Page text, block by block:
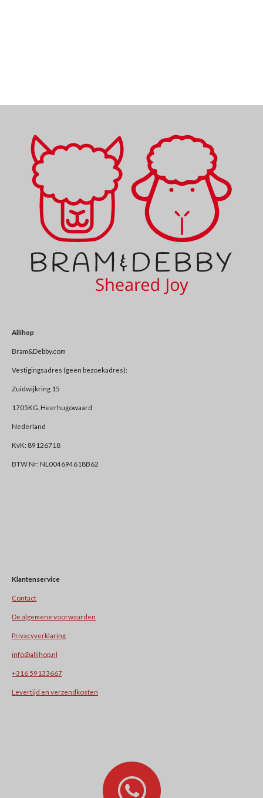
Allihop
Bram&Debby.com
Vestigingsadres (geen bezoekadres):
Zuidwijkring 15
1705KG, Heerhugowaard
Nederland
KvK: 89126718
BTW Nr: NL004694618B62
Klantenservice
Contact
De algemene voorwaarden
Privacyverklaring
info@allihop.nl
+31 6 59133667
Levertijd en verzendkosten